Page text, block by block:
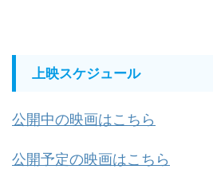
上映スケジュール
公開中の映画はこちら
公開予定の映画はこちら